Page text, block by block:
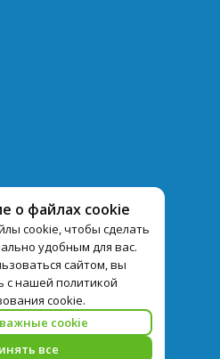
о файлах cookie
cookie, чтобы сделать
удобным для вас.
сайтом, вы
с нашей политикой
cookie.
cookie
все